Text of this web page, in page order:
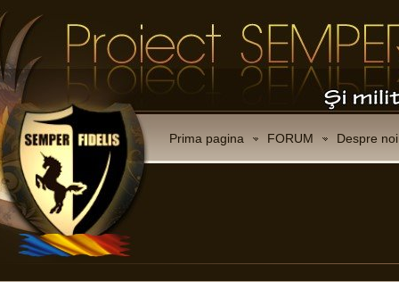
Prima pagina FORUM Despre noi